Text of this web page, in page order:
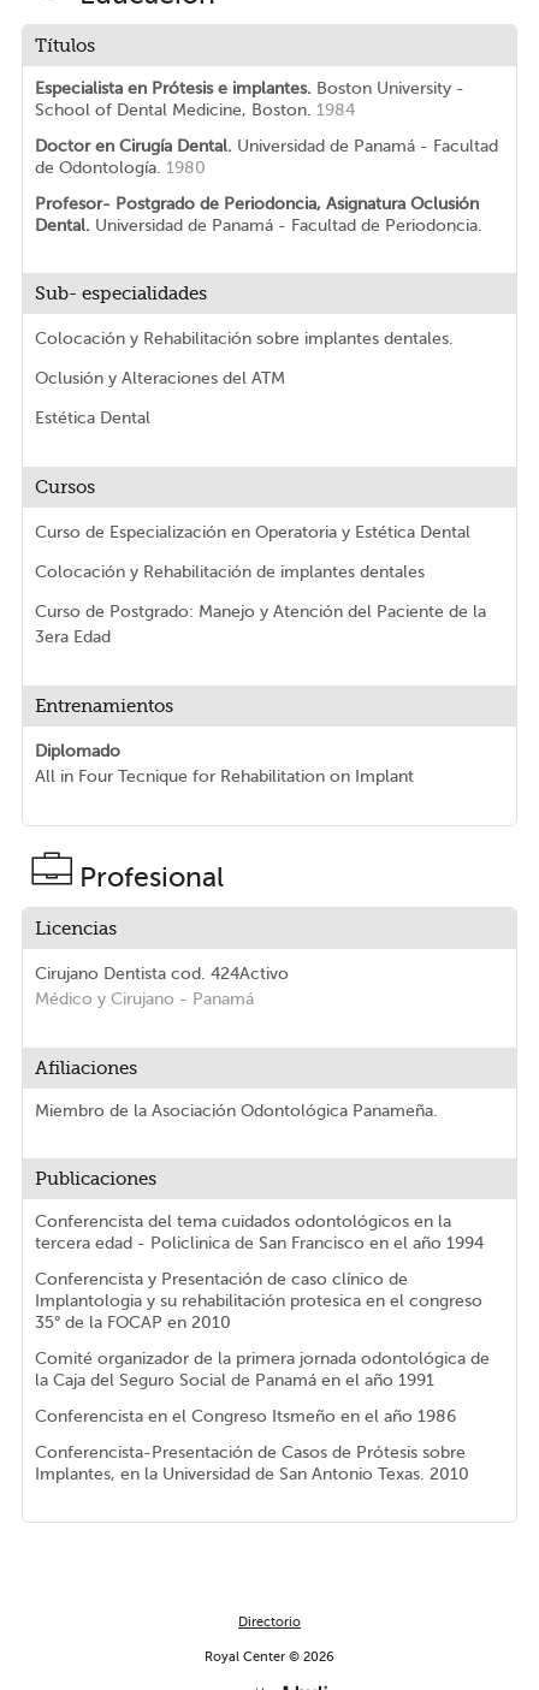
Títulos
Especialista en Prótesis e implantes. Boston University -
School of Dental Medicine, Boston. 1984
Doctor en Cirugía Dental. Universidad de Panamá - Facultad
de Odontología. 1980
Profesor- Postgrado de Periodoncia, Asignatura Oclusión
Dental. Universidad de Panamá - Facultad de Periodoncia.
Sub- especialidades
Colocación y Rehabilitación sobre implantes dentales.
Oclusión y Alteraciones del ATM
Estética Dental
Cursos
Curso de Especialización en Operatoria y Estética Dental
Colocación y Rehabilitación de implantes dentales
Curso de Postgrado: Manejo y Atención del Paciente de la
3era Edad
Entrenamientos
Diplomado
All in Four Tecnique for Rehabilitation on Implant
Profesional
Licencias
Cirujano Dentista cod. 424Activo
Médico y Cirujano - Panamá
Afiliaciones
Miembro de la Asociación Odontológica Panameña.
Publicaciones
Conferencista del tema cuidados odontológicos en la
tercera edad - Policlinica de San Francisco en el año 1994
Conferencista y Presentación de caso clínico de
Implantologia y su rehabilitación protesica en el congreso
35° de la FOCAP en 2010
Comité organizador de la primera jornada odontológica de
la Caja del Seguro Social de Panamá en el año 1991
Conferencista en el Congreso Itsmeño en el año 1986
Conferencista-Presentación de Casos de Prótesis sobre
Implantes, en la Universidad de San Antonio Texas. 2010
Directorio
Royal Center © 2026